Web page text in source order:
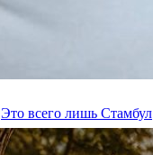
Это всего лишь Стамбул